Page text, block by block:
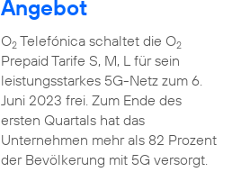
Angebot
O2Telefónica schaltet die O2
Prepaid Tarife S, M, L für sein
leistungsstarkes 5G-Netz zum 6.
Juni 2023 frei. Zum Ende des
ersten Quartals hat das
Unternehmen mehr als 82 Prozent
der Bevölkerung mit 5G versorgt.